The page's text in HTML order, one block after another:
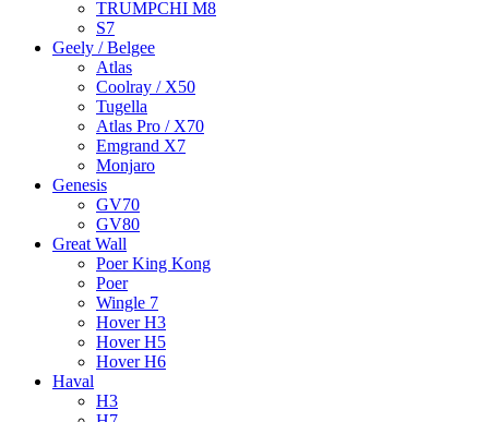
TRUMPCHI M8
S7
Geely / Belgee
Atlas
Coolray / X50
Tugella
Atlas Pro / X70
Emgrand X7
Monjaro
Genesis
GV70
GV80
Great Wall
Poer King Kong
Poer
Wingle 7
Hover H3
Hover H5
Hover H6
Haval
H3